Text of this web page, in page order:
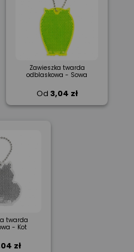
Zawieszka twarda
odblaskowa - Sowa
Od 3,04 zł
twarda
- Kot
zł